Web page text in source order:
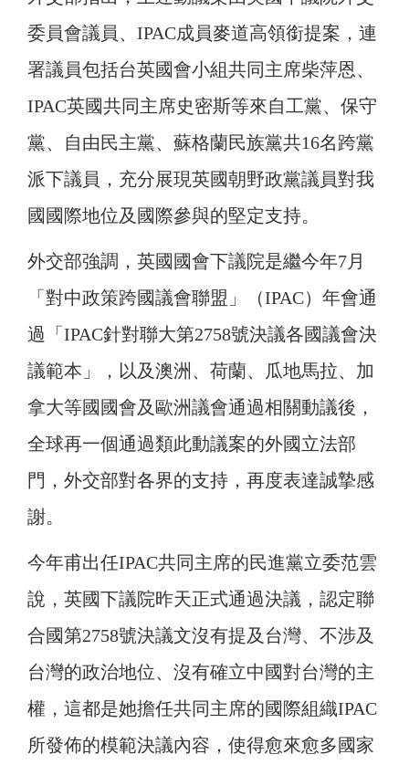
委員會議員、IPAC成員麥道高領銜提案，連
署議員包括台英國會小組共同主席柴萍恩、
IPAC英國共同主席史密斯等來自工黨、保守
黨、自由民主黨、蘇格蘭民族黨共16名跨黨
派下議員，充分展現英國朝野政黨議員對我
國國際地位及國際參與的堅定支持。
外交部強調，英國國會下議院是繼今年7月
「對中政策跨國議會聯盟」（IPAC）年會通
過「IPAC針對聯大第2758號決議各國議會決
議範本」，以及澳洲、荷蘭、瓜地馬拉、加
拿大等國國會及歐洲議會通過相關動議後，
全球再一個通過類此動議案的外國立法部
門，外交部對各界的支持，再度表達誠摯感
謝。
今年甫出任IPAC共同主席的民進黨立委范雲
說，英國下議院昨天正式通過決議，認定聯
合國第2758號決議文沒有提及台灣、不涉及
台灣的政治地位、沒有確立中國對台灣的主
權，這都是她擔任共同主席的國際組織IPAC
所發佈的模範決議內容，使得愈來愈多國家